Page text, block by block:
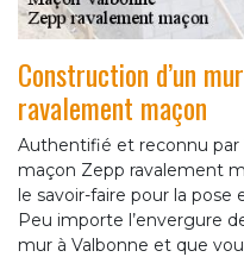
Construction d’un
ravalement maçon
Authentifié et reconnu par
maçon Zepp ravalement
le savoir-faire pour la
Peu importe l’envergure
mur à Valbonne et que